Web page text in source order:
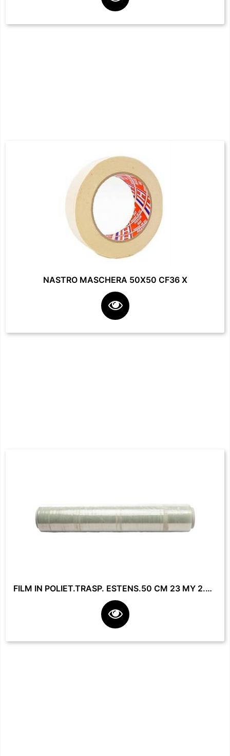
NASTRO MASCHERA 50X50 CF36 X
FILM IN POLIET.TRASP. ESTENS.50 CM 23 MY 2.2 KG **